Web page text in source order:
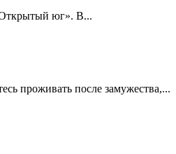
юг». В...
проживать после замужества,...